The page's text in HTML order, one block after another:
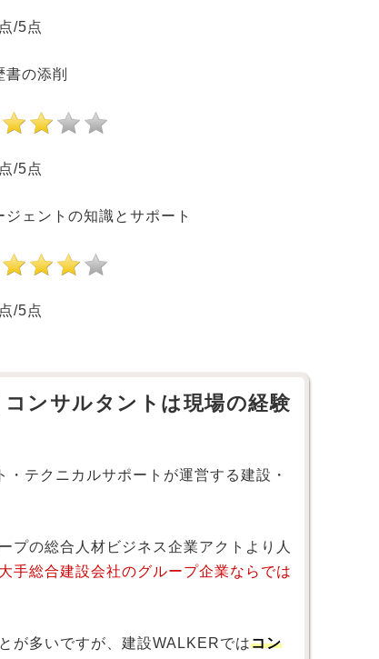
/5点
書の添削
/5点
ジェントの知識とサポート
/5点
ンサルタントは現場の経験
テクニカルサポートが運営する建設・
プの総合人材ビジネス企業アクトより人
大手総合建設会社のグループ企業ならでは
が多いですが、建設WALKERではコン